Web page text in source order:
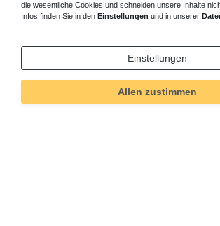
die wesentliche Cookies und schneiden unsere Inhalte
Infos finden Sie in den Einstellungen und in unserer
Einstellungen
Allen zustimmen